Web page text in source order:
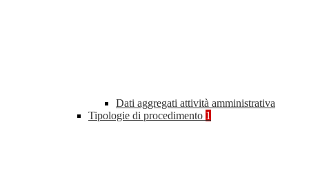
Dati aggregati attività amministrativa
Tipologie di procedimento 1